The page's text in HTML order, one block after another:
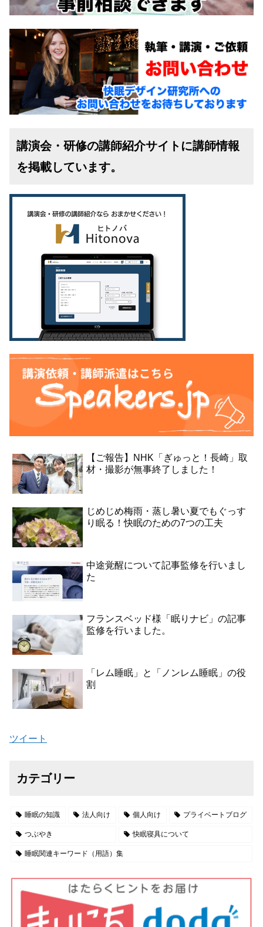
講演会・研修の講師紹介サイトに講師情報
を掲載しています。
【ご報告】NHK「ぎゅっと！長崎」取
材・撮影が無事終了しました！
じめじめ梅雨・蒸し暑い夏でもぐっす
り眠る！快眠のための7つの工夫
中途覚醒について記事監修を行いまし
た
フランスベッド様「眠りナビ」の記事
監修を行いました。
「レム睡眠」と「ノンレム睡眠」の役
割
ツイート
カテゴリー
睡眠の知識 法人向け 個人向け プライベートブログ
つぶやき 快眠寝具について
睡眠関連キーワード（用語）集